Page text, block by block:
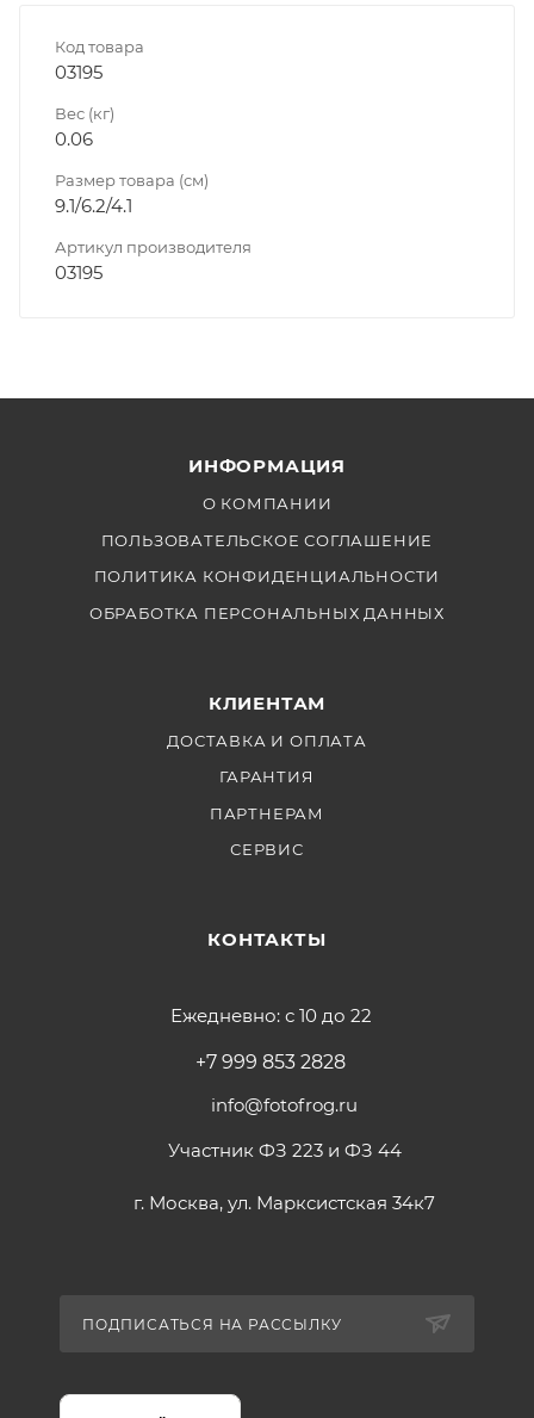
Код товара
03195
Вес (кг)
0.06
Размер товара (см)
9.1/6.2/4.1
Артикул производителя
03195
ИНФОРМАЦИЯ
О КОМПАНИИ
ПОЛЬЗОВАТЕЛЬСКОЕ СОГЛАШЕНИЕ
ПОЛИТИКА КОНФИДЕНЦИАЛЬНОСТИ
ОБРАБОТКА ПЕРСОНАЛЬНЫХ ДАННЫХ
КЛИЕНТАМ
ДОСТАВКА И ОПЛАТА
ГАРАНТИЯ
ПАРТНЕРАМ
СЕРВИС
КОНТАКТЫ
Ежедневно: с 10 до 22
+7 999 853 2828
info@fotofrog.ru
Участник ФЗ 223 и ФЗ 44
г. Москва, ул. Марксистская 34к7
ПОДПИСАТЬСЯ НА РАССЫЛКУ